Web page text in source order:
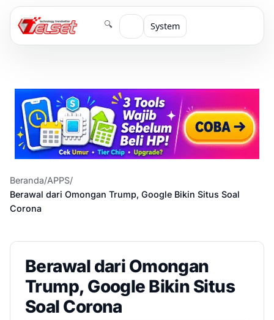
🔍 System
Beranda/APPS/
Berawal dari Omongan Trump, Google Bikin Situs Soal
Corona
Berawal dari Omongan
Trump, Google Bikin Situs
Soal Corona